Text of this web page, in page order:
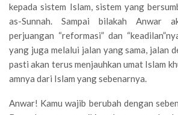
kepada sistem Islam, sistem yang
as-Sunnah. Sampai bilakah Anwar
perjuangan “reformasi” dan
yang juga melalui jalan yang sama, jalan
pasti akan terus menjauhkan umat Islam
amnya dari Islam yang sebenarnya.
Anwar! Kamu wajib berubah dengan